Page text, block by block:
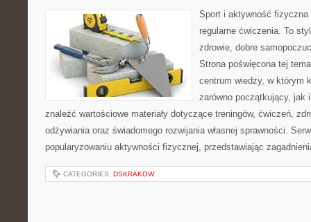
Sport i aktywność
regularne ćwiczenia. To
zdrowie, dobre
Strona poświęcona tej
centrum wiedzy, w którym
zarówno początkujący, jak
znaleźć wartościowe materiały dotyczące treningów, ćwiczeń,
odżywiania oraz świadomego rozwijania własnej sprawności.
popularyzowaniu aktywności fizycznej, przedstawiając
CATEGORIES: DSKRAKOW